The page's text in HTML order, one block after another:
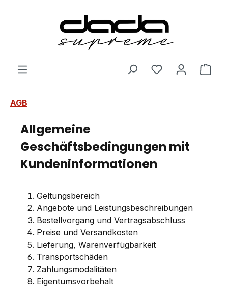
AGB
Allgemeine
Geschäftsbedingungen mit
Kundeninformationen
Geltungsbereich
Angebote und Leistungsbeschreibungen
Bestellvorgang und Vertragsabschluss
Preise und Versandkosten
Lieferung, Warenverfügbarkeit
Transportschäden
Zahlungsmodalitäten
Eigentumsvorbehalt